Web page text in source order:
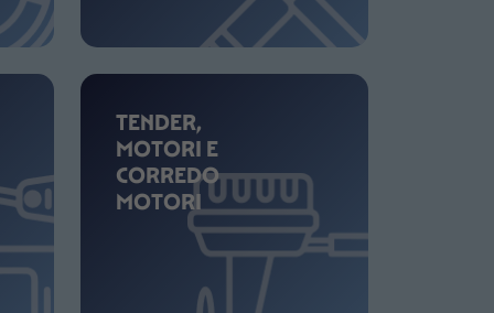
TENDER,
MOTORI E
CORREDO
MOTORI